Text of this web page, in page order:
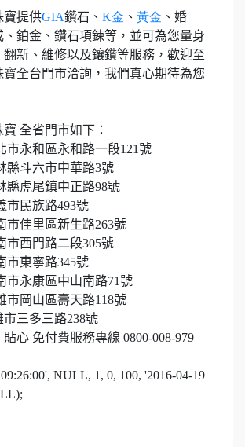
寶提供GIA鑽石、 K金 、 黃金 、婚
、鉑金、鑽石項鍊等，並可為您量身
新、維修以及鑲鑽等服務，歡迎至
寶全台門市洽詢，我們真心期待為您
全省門市如下：
市永和區永和路一段121號
縣斗六市中華路3號
縣虎尾鎮中正路98號
市民族路493號
市佳里區新生路263號
市西門路二段305號
市東寧路345號
市永康區中山南路71號
市岡山區壽天路118號
市三多三路238號
貼心 免付費服務專線 0800-008-979
NULL, 1, 0, 100, '2016-04-19